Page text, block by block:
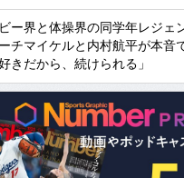
ビー界と体操界の同学年レジェ
チマイケルと内村航平が本音
きだから、続けられる」